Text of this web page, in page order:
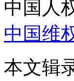
中国人
中国维
本文辑